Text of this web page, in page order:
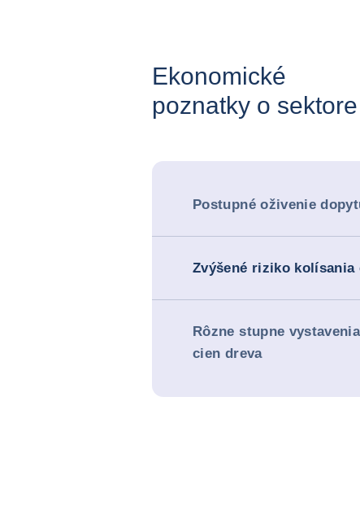
Ekonomické
poznatky o sektore
Postupné oživenie
Zvýšené riziko kolísania
Rôzne stupne
cien dreva